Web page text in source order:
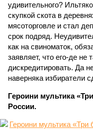
удивительного?
скупкой скота в
мясоторговле и стал
срок подряд.
как на свиноматок,
заявляет, что его-де не
дискредитировать. Да
наверняка избиратели
Героини мультика
России.